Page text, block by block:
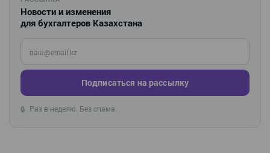
Новости и изменения
для бухгалтеров Казахстана
Введите ваш e-mail
Подписаться на рассылку
🔒 Раз в неделю. Без спама.